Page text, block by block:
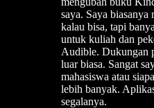
saya. Saya
kalau bisa, tapi
untuk kuliah dan
Audible. Dukungan
luar biasa. Sangat
mahasiswa atau
lebih banyak.
segalanya.